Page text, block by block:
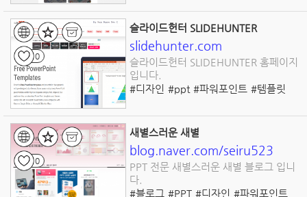
슬라이드헌터 SLIDEHUNTER
slidehunter.com
슬라이드헌터 SLIDEHUNTER 홈페이지
입니다.
#디자인 #ppt #파워포인트 #템플릿
0
새별스러운 새별
blog.naver.com/seiru523
PPT 전문 새별스러운 새별 블로그 입니
다.
#블로그 #PPT #디자인 #파워포인트
0